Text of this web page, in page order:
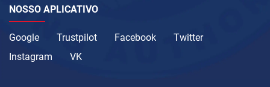
NOSSO APLICATIVO
Google Trustpilot Facebook
Twitter
Instagram
VK